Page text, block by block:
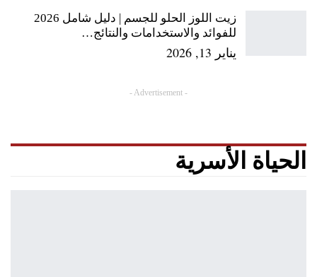
زيت اللوز الحلو للجسم | دليل شامل 2026
للفوائد والاستخدامات والنتائج…
يناير 13, 2026
- Advertisement -
الحياة الأسرية